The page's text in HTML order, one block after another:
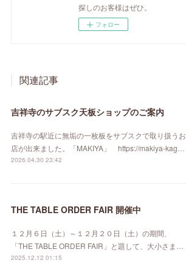
探しのお客様はぜひ。
フォロー
関連記事
吉祥寺のサブスク天板ショップのご案内
吉祥寺の駅近に無垢の一枚板をサブスクで取り扱うお
店が出来ました。「MAKIYA」 https://makiya-kag…
2026.04.30 23:42
THE TABLE ORDER FAIR 開催中
１２月６日（土）～１２月２０日（土）の期間、
「THE TABLE ORDER FAIR」と題して、大小さま…
2025.12.12 01:15